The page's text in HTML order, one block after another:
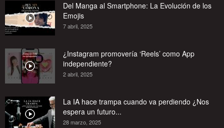
Del Manga al Smartphone: La Evolución de los
Emojis
7 abril, 2025
¿Instagram promovería ‘Reels’ como App
independiente?
2 abril, 2025
La IA hace trampa cuando va perdiendo ¿Nos
espera un futuro...
28 marzo, 2025